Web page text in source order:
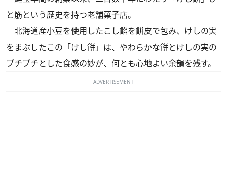
と筋という歴史を持つ老舗菓子店。
北海道産小豆を使用したこし餡を餅皮で包み、けしの実
をまぶしたこの「けし餅」は、やわらかな餅とけしの実の
プチプチとした食感の妙が、何とも心地よい余韻を残す。
ADVERTISEMENT